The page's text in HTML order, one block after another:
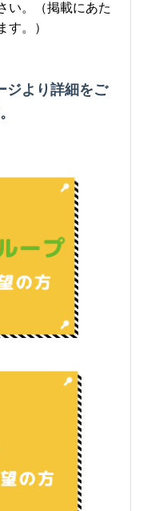
い。（掲載にあた
す。）
ジより詳細をご